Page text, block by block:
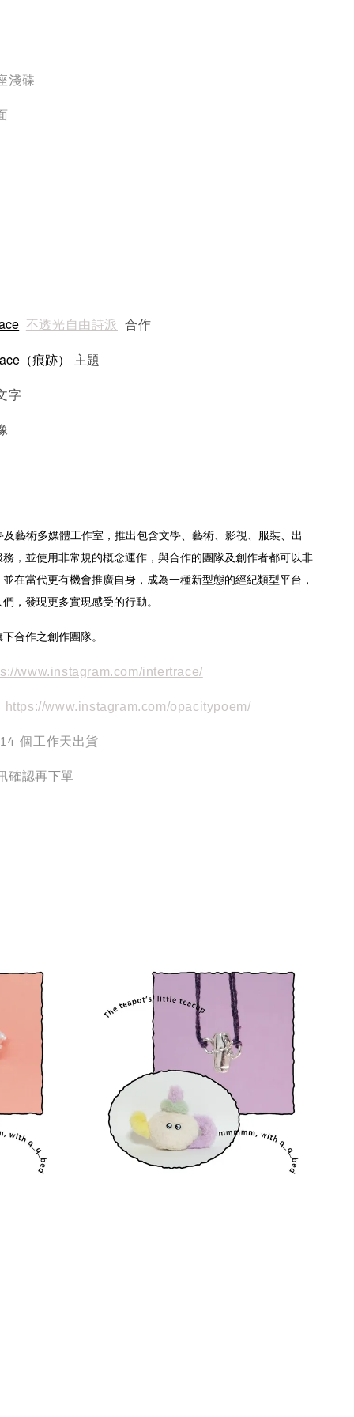
淺碟
不透光自由詩派 合作
（痕跡） 主題
字
藝術多媒體工作室，推出包含文學、藝術、影視、服裝、出
，並使用非常規的概念運作，與合作的團隊及創作者都可以非
在當代更有機會推廣自身，成為一種新型態的經紀類型平台，
，發現更多實現感受的行動。
合作之創作團隊。
www.instagram.com/intertrace/
www.instagram.com/opacitypoem/
個工作天出貨
確認再下單